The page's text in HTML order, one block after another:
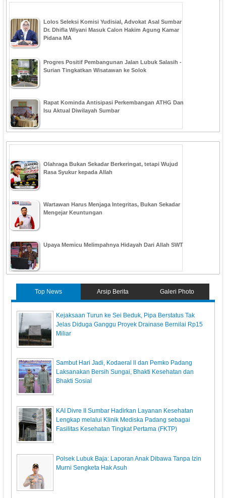
‎Lolos Seleksi Komisi Yudisial, Advokat Asal Sumbar
Dr. Dhifla Wiyani Masuk Calon Hakim Agung Kamar
Pidana MA
Progres Positif Pembangunan Jalan Lubuk Salasih -
Surian Tingkatkan Wisatawan ke Solok
Rapat Kominda Antisipasi Perkembangan ATHG Dan
Isu Aktual Diwilayah Sumbar
Olahraga Bukan Sekadar Berkeringat, tetapi Wujud
Rasa Syukur kepada Allah
Wartawan Harus Menjaga Integritas, Bukan Sekadar
Mengejar Keuntungan
Upaya Memicu Melimpahnya Hidayah Dari Allah SWT
Top News Arsip Berita Galeri Photo
Kejaksaan Turun ke Sei Beduk, Pipa Berstatus Tak
Jelas Diduga Ganggu Proyek Drainase Bernilai Rp15
Miliar
Sambut Hari Jadi, Kodaeral ll dan Pemko Padang
Laksanakan Bersih Sungai, Bhakti Kesehatan dan
Bhakti Sosial
KAI Divre II Sumbar Hadirkan Layanan Kesehatan
Lengkap melalui Klinik Mediska Padang sebagai
Fasilitas Kesehatan Tingkat Pertama (FKTP)
Polsek Lubuk Baja: Laporan Anak Dibawa Tanpa Izin
Murni Sengketa Hak Asuh